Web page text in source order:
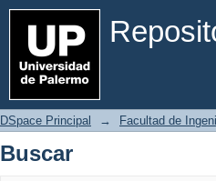
Buscar
DSpace Principal → Facultad de
Buscar